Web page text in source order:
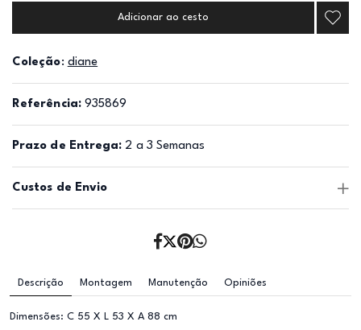
Adicionar ao cesto
Coleção: diane
Referência: 935869
Prazo de Entrega: 2 a 3 Semanas
Custos de Envio
Descrição Montagem Manutenção Opiniões
Dimensões: C 55 X L 53 X A 88 cm